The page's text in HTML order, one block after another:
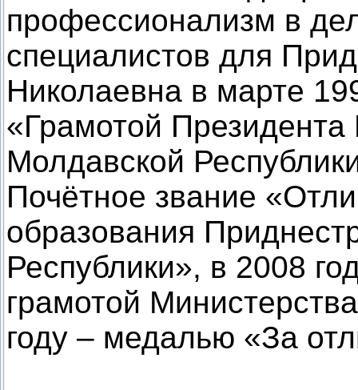
профессионализм в
специалистов для
Николаевна в марте
«Грамотой Президента
Молдавской
Почётное звание
образования
Республики», в 2008
грамотой
году – медалью «За